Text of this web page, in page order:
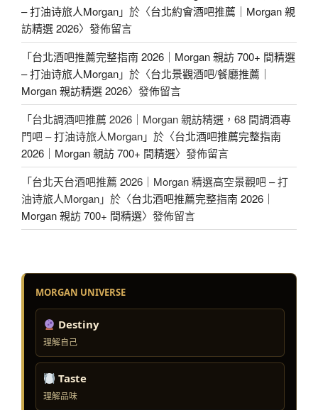
– 打油诗旅人Morgan」於〈台北約會酒吧推薦｜Morgan 親
訪精選 2026〉發佈留言
「台北酒吧推薦完整指南 2026｜Morgan 親訪 700+ 間精選
– 打油诗旅人Morgan」於〈台北景觀酒吧/餐廳推薦｜
Morgan 親訪精選 2026〉發佈留言
「台北調酒吧推薦 2026｜Morgan 親訪精選，68 間調酒專
門吧 – 打油诗旅人Morgan」於〈台北酒吧推薦完整指南
2026｜Morgan 親訪 700+ 間精選〉發佈留言
「台北天台酒吧推薦 2026｜Morgan 精選高空景觀吧 – 打
油诗旅人Morgan」於〈台北酒吧推薦完整指南 2026｜
Morgan 親訪 700+ 間精選〉發佈留言
MORGAN UNIVERSE
Destiny
理解自己
Taste
理解品味